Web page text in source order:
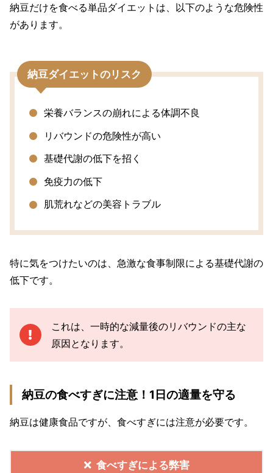
納豆だけを食べる単品ダイエットは、以下のような危険性
があります。
納豆ダイエットのリスク
栄養バランスの崩れによる体調不良
リバウンドの危険性が高い
基礎代謝の低下を招く
免疫力の低下
肌荒れなどの美容トラブル
特に気をつけたいのは、急激な食事制限による基礎代謝の
低下です。
これは、一時的な減量後のリバウンドの主な
原因となります。
納豆の食べすぎに注意！1日の適量を守る
納豆は健康食品ですが、食べすぎには注意が必要です。
食べすぎによる弊害